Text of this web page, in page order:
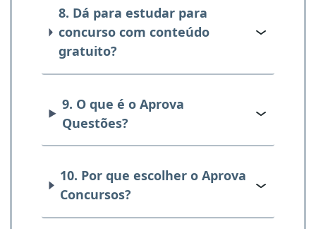
8. Dá para estudar para
concurso com conteúdo
gratuito?
9. O que é o Aprova
Questões?
10. Por que escolher o Aprova
Concursos?